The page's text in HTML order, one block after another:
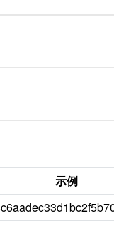
示例